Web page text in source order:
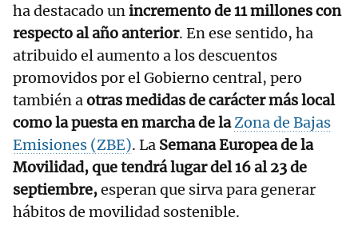
ha destacado unincremento de 11 millones con
respecto al año anterior. En ese sentido, ha
atribuido el aumento a los descuentos
promovidos por el Gobierno central, pero
también aotras medidas de carácter más local
como la puesta en marcha de laZona de Bajas
Emisiones (ZBE). La Semana Europea de la
Movilidad, que tendrá lugar del 16 al 23 de
septiembre,esperan que sirva para generar
hábitos de movilidad sostenible.